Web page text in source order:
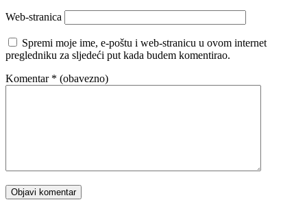
Web-stranica
Spremi moje ime, e-poštu i web-stranicu u ovom internet
pregledniku za sljedeći put kada budem komentirao.
Komentar * (obavezno)